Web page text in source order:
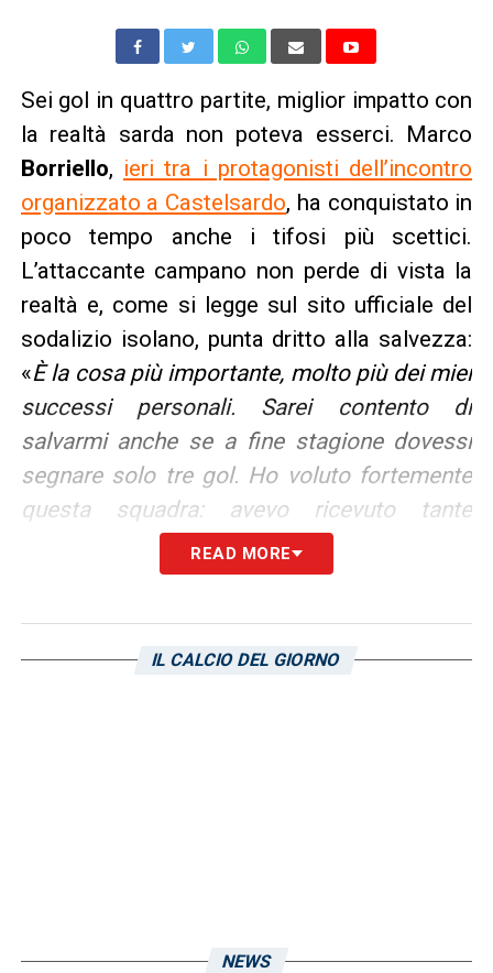
Sei gol in quattro partite, miglior impatto con
la realtà sarda non poteva esserci. Marco
Borriello, ieri tra i protagonisti dell’incontro
organizzato a Castelsardo, ha conquistato in
poco tempo anche i tifosi più scettici.
L’attaccante campano non perde di vista la
realtà e, come si legge sul sito ufficiale del
sodalizio isolano, punta dritto alla salvezza:
«È la cosa più importante, molto più dei miei
successi personali. Sarei contento di
salvarmi anche se a fine stagione dovessi
segnare solo tre gol. Ho voluto fortemente
questa squadra: avevo ricevuto tante
proposte, ma il Cagliari è stato il primo a
chiamarmi e ho detto subito di sì
READ MORE
IL CALCIO DEL GIORNO
NEWS